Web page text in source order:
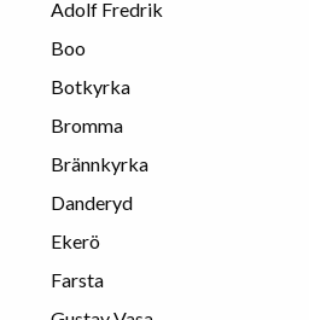
Adolf Fredrik
Boo
Botkyrka
Bromma
Brännkyrka
Danderyd
Ekerö
Farsta